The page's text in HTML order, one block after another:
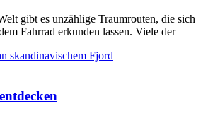
gibt es unzählige Traumrouten, die sich
Fahrrad erkunden lassen. Viele der